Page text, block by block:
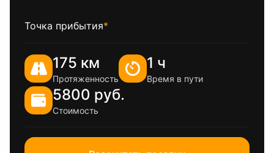
Точка прибытия*
175 км
Протяженность
1 ч
Время в пути
5800 руб.
Стоимость